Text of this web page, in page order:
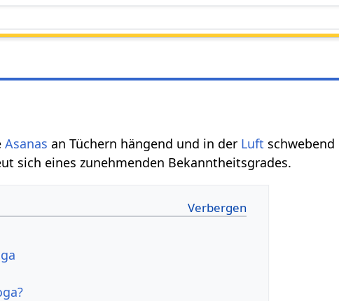
Asanas an Tüchern hängend und in der Luft
sich eines zunehmenden Bekanntheitsgrades.